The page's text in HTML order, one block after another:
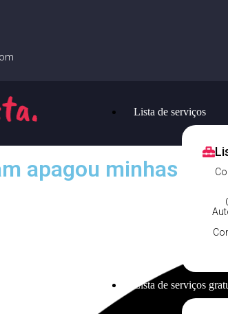
Lista de serviços
Lista de serviços
apagou minhas